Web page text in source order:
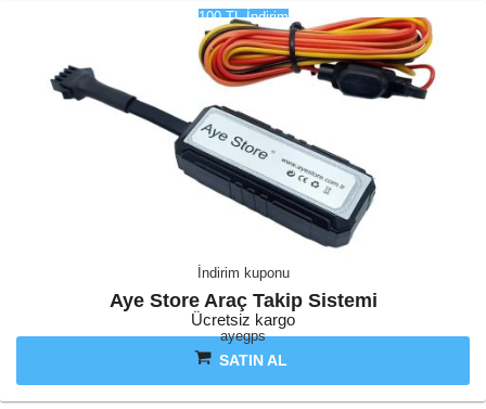
100 TL İndirim
İndirim kuponu
Aye Store Araç Takip Sistemi
Ücretsiz kargo
ayegps
SATIN AL